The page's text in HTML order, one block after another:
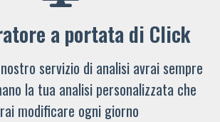
a portata di Click
servizio di analisi avrai sempre
la tua analisi personalizzata che
modificare ogni giorno